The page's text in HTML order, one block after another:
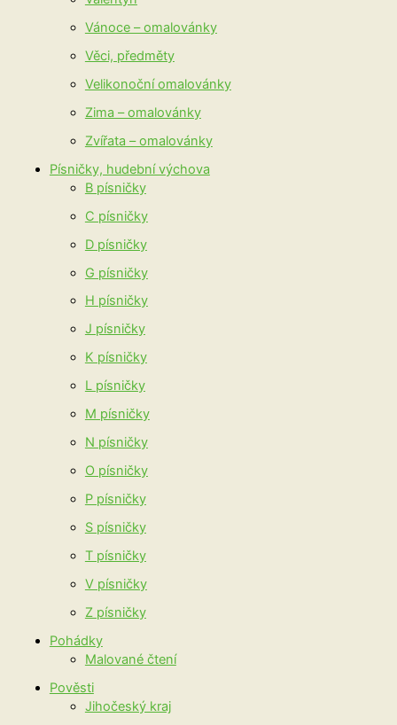
Vánoce – omalovánky
Věci, předměty
Velikonoční omalovánky
Zima – omalovánky
Zvířata – omalovánky
Písničky, hudební výchova
B písničky
C písničky
D písničky
G písničky
H písničky
J písničky
K písničky
L písničky
M písničky
N písničky
O písničky
P písničky
S písničky
T písničky
V písničky
Z písničky
Pohádky
Malované čtení
Pověsti
Jihočeský kraj